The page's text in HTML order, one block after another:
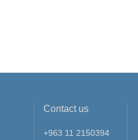
Contact us
+963 11 2150394